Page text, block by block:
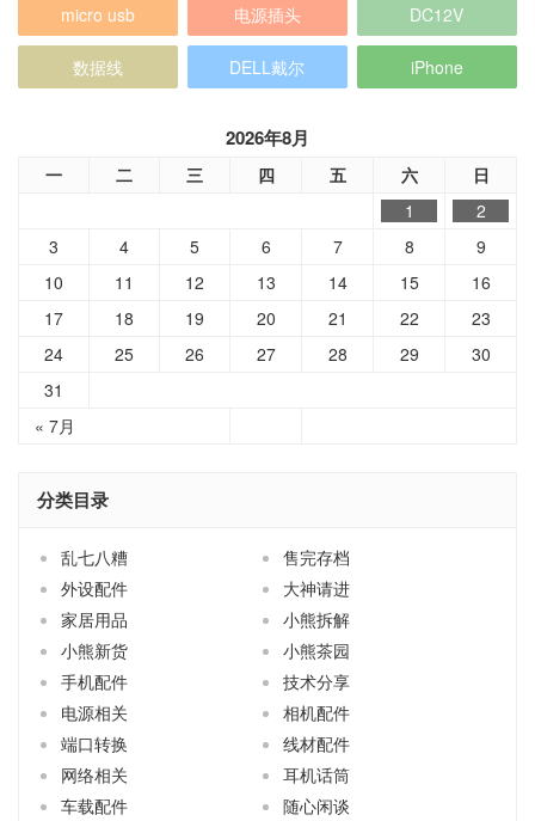
micro usb 电源插头 DC12V
数据线 DELL戴尔 iPhone
2026年8月
一 二 三 四 五 六 日
« 7月
1
2
3
4 5 6 7 8
9
10
11 12 13 14 15
16
17
18 19 20 21 22
23
24
25 26 27 28 29
30
31
分类目录
乱七八糟
售完存档
外设配件
大神请进
家居用品
小熊拆解
小熊新货
小熊茶园
手机配件
技术分享
电源相关
相机配件
端口转换
线材配件
网络相关
耳机话筒
车载配件
随心闲谈